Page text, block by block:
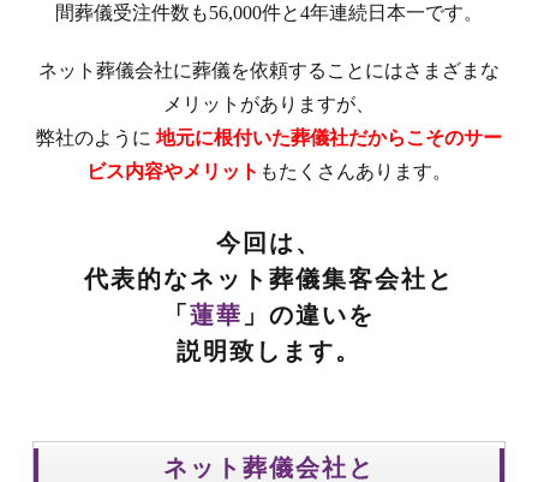
間葬儀受注件数も56,000件と4年連続日本一です。
ネット葬儀会社に葬儀を依頼することにはさまざまな
メリットがありますが、
弊社のように 地元に根付いた葬儀社だからこそのサー
ビス内容やメリット もたくさんあります。
今回は、
代表的なネット葬儀集客会社と
「 蓮華 」の違いを
説明致します。
ネット葬儀会社と